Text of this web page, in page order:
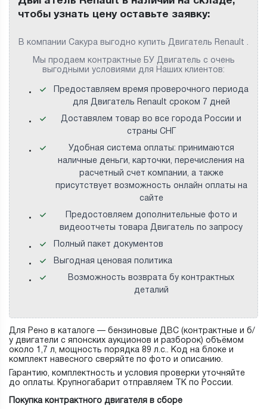
чтобы узнать цену оставьте заявку:
В компании Сакура выгодно купить Двигатель Renault .
Мы продаем контрактные БУ Двигатель с очень
выгодными условиями для Наших клиентов:
Предоставляем время проверочного периода
для Двигатель Renault сроком 7 дней
Доставялем товар во все города России и
страны СНГ
Удобная система оплаты: принимаются
наличные деньги, карточки, перечисления на
расчетный счет компании, а также
присутствует возможность онлайн оплаты на
сайте
Предостовляем дополнительные фото и
видеоотчеты товара Двигатель по запросу
Полный пакет документов
Выгодная ценовая политика
Возможность возврата бу контрактных
деталий
Для Рено в каталоге — бензиновые ДВС (контрактные и б/
у двигатели с японских аукционов и разборок) объёмом
около 1,7 л, мощность порядка 89 л.с.. Код на блоке и
комплект навесного сверяйте по фото и описанию.
Гарантию, комплектность и условия проверки уточняйте
до оплаты. Крупногабарит отправляем ТК по России.
Покупка контрактного двигателя в сборе